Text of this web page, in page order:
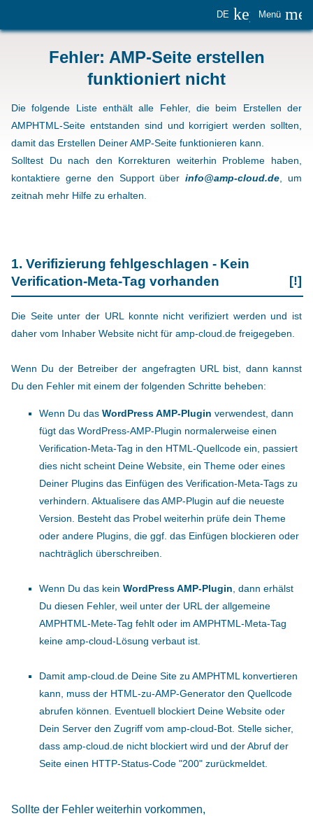
DE Menü
Fehler: AMP-Seite erstellen
funktioniert nicht
Die folgende Liste enthält alle Fehler, die beim Erstellen der
AMPHTML-Seite entstanden sind und korrigiert werden sollten,
damit das Erstellen Deiner AMP-Seite funktionieren kann.
Solltest Du nach den Korrekturen weiterhin Probleme haben,
kontaktiere gerne den Support überinfo@amp-cloud.de, um
zeitnah mehr Hilfe zu erhalten.
1. Verifizierung fehlgeschlagen - Kein
Verification-Meta-Tag vorhanden
[!]
Die Seite unter der URL konnte nicht verifiziert werden und ist
daher vom Inhaber Website nicht für amp-cloud.de freigegeben.
Wenn Du der Betreiber der angefragten URL bist, dann kannst
Du den Fehler mit einem der folgenden Schritte beheben:
Wenn Du das WordPress AMP-Plugin verwendest, dann
fügt das WordPress-AMP-Plugin normalerweise einen
Verification-Meta-Tag in den HTML-Quellcode ein, passiert
dies nicht scheint Deine Website, ein Theme oder eines
Deiner Plugins das Einfügen des Verification-Meta-Tags zu
verhindern. Aktualisere das AMP-Plugin auf die neueste
Version. Besteht das Probel weiterhin prüfe dein Theme
oder andere Plugins, die ggf. das Einfügen blockieren oder
nachträglich überschreiben.
Wenn Du das kein WordPress AMP-Plugin , dann erhälst
Du diesen Fehler, weil unter der URL der allgemeine
AMPHTML-Mete-Tag fehlt oder im AMPHTML-Meta-Tag
keine amp-cloud-Lösung verbaut ist.
Damit amp-cloud.de Deine Site zu AMPHTML konvertieren
kann, muss der HTML-zu-AMP-Generator den Quellcode
abrufen können. Eventuell blockiert Deine Website oder
Dein Server den Zugriff vom amp-cloud-Bot. Stelle sicher,
dass amp-cloud.de nicht blockiert wird und der Abruf der
Seite einen HTTP-Status-Code "200" zurückmeldet.
Sollte der Fehler weiterhin vorkommen,